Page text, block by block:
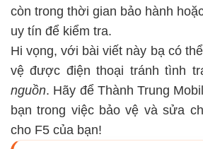
còn trong thời gian bảo hành
uy tín để kiểm tra.
Hi vọng, với bài viết này bạ có
vệ được điện thoại tránh tình
nguồn. Hãy để Thành Trung
bạn trong việc bảo vệ và sửa
cho F5 của bạn!